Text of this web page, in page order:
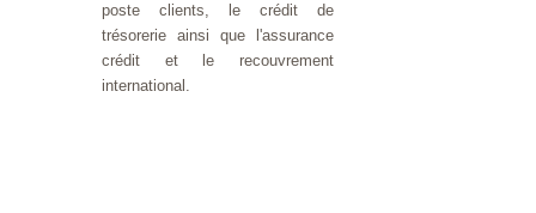
poste clients, le crédit de
trésorerie ainsi que l'assurance
crédit et le recouvrement
international.